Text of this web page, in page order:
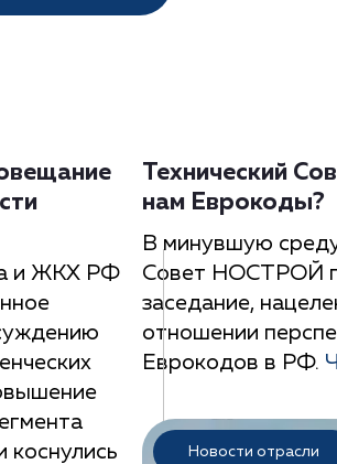
и ЖКХ РФ
коснулись
Технический
нам Еврокоды?
В минувшую
Совет НОСТРОЙ
заседание,
отношении
Еврокодов в РФ.
Новости отрасли